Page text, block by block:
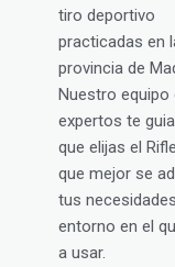
tiro deportivo
practicadas en
provincia de
Nuestro equipo
expertos te
que elijas el
que mejor se
tus
entorno en el
a usar.